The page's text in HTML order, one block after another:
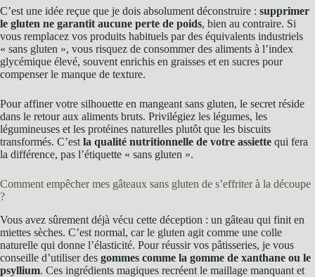
C’est une idée reçue que je dois absolument déconstruire : supprimer
le gluten ne garantit aucune perte de poids, bien au contraire. Si
vous remplacez vos produits habituels par des équivalents industriels
« sans gluten », vous risquez de consommer des aliments à l’index
glycémique élevé, souvent enrichis en graisses et en sucres pour
compenser le manque de texture.
Pour affiner votre silhouette en mangeant sans gluten, le secret réside
dans le retour aux aliments bruts. Privilégiez les légumes, les
légumineuses et les protéines naturelles plutôt que les biscuits
transformés. C’est la qualité nutritionnelle de votre assiette qui fera
la différence, pas l’étiquette « sans gluten ».
Comment empêcher mes gâteaux sans gluten de s’effriter à la découpe
?
Vous avez sûrement déjà vécu cette déception : un gâteau qui finit en
miettes sèches. C’est normal, car le gluten agit comme une colle
naturelle qui donne l’élasticité. Pour réussir vos pâtisseries, je vous
conseille d’utiliser des gommes comme la gomme de xanthane ou le
psyllium. Ces ingrédients magiques recréent le maillage manquant et